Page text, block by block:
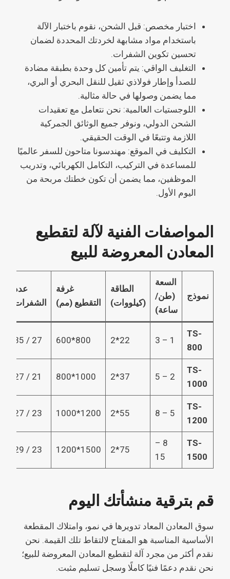
اختبار مخصص: قبل الشحن، نقوم باختبار الآلة
باستخدام مواد مشابهة لخردتك المحددة لضمان
تحسين تكوين الشفرات.
التغليف الواقي: يتم تأمين كل وحدة بطبقة مضادة
للصدأ وإطار فولاذي ثقيل للنقل البحري أو البري،
مما يضمن وصولها في حالة مثالية.
اللوجستيات العالمية: نحن نتعامل مع تعقيدات
الشحن الدولي، ونوفر جميع الوثائق الجمركية
اللازمة وتتبعًا في الوقت الحقيقي.
التكليف في الموقع: مهندسونا متاحون للسفر عالميًا
للمساعدة في التركيب، التكامل الكهربائي، وتدريب
الموظفين، مما يضمن أن تكون خطتك مربحة من
اليوم الأول.
المواصفات الفنية لآلة لتقطيع
المعادن المعروضة للبيع
نموذج
السعة
(طن/
ساعة)
الطاقة
(كيلووات)
غرفة
التقطيع (مم)
عدد
الشفرات
TS-
800
1 – 3
22*2
800*600
27 / 35
TS-
1000
2 – 5
37*2
1000*800
21 / 27
TS-
1200
5 – 8
55*2
1200*1000
23 / 27
TS-
1500
8 –
15
75*2
1500*1200
23 / 29
قم بترقية منشأتك اليوم
سوق المعادن المعاد تدويرها في نمو، وامتلاك المقطعة
الأساسية المناسبة هو المفتاح لالتقاط تلك القيمة. نحن
نقدم أكثر من مجرد آلة لتقطيع المعادن المعروضة للبيع؛
نحن نقدم دعمًا فنيًا كاملًا وسجل تسليم مثبت.